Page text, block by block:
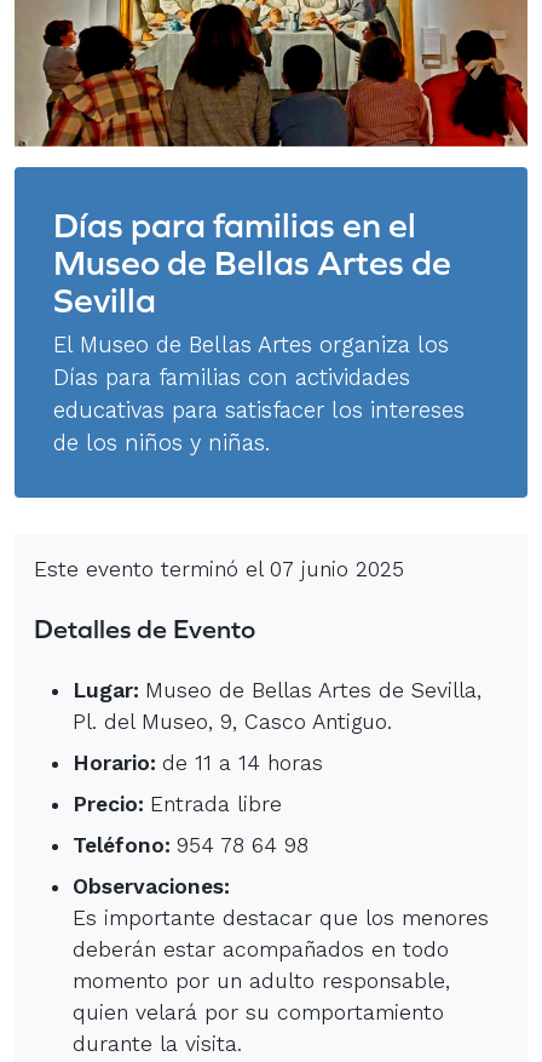
Días para familias en el
Museo de Bellas Artes de
Sevilla
El Museo de Bellas Artes organiza los
Días para familias con actividades
educativas para satisfacer los intereses
de los niños y niñas.
Este evento terminó el 07 junio 2025
Detalles de Evento
Lugar: Museo de Bellas Artes de Sevilla,
Pl. del Museo, 9, Casco Antiguo.
Horario: de 11 a 14 horas
Precio: Entrada libre
Teléfono: 954 78 64 98
Observaciones:
Es importante destacar que los menores
deberán estar acompañados en todo
momento por un adulto responsable,
quien velará por su comportamiento
durante la visita.